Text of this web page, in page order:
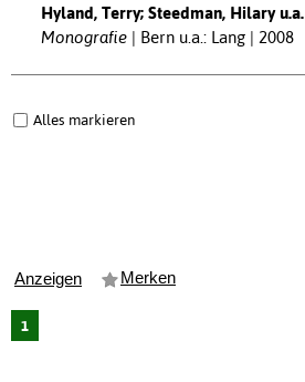
Hyland, Terry; Steedman, Hilary u.a.
Monografie
Bern u.a.: Lang | 2008
Alles markieren
Anzeigen Merken
1